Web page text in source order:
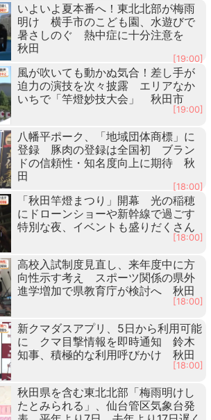
いよいよ夏本番へ！東北北部が梅雨
明け 横手市のこども園、水遊びで
暑さしのぐ 熱中症に十分注意を
秋田
[19:00]
風が吹いても動かぬ気合！差し手が
迫力の演技を次々披露 エリアなか
いちで「竿燈妙技大会」 秋田市
[19:00]
八幡平ポーク、「地域団体商標」に
登録 豚肉の登録は全国初 ブラン
ドの信頼性・知名度向上に期待 秋
田
[18:00]
「秋田竿燈まつり」開幕 光の稲穂
にドローンショーや新幹線で過ごす
特別な夜、イベントも盛りだくさん
[18:00]
高校入試制度見直し、来年度中に方
向性示す考え スポーツ関係の県外
進学増加で県教育庁が検討へ 秋田
[18:00]
新クマダスアプリ、5日から利用可能
に クマ目撃情報を即時通知 鈴木
知事、積極的な利用呼びかけ 秋田
[18:00]
秋田県を含む東北北部「梅雨明けし
たとみられる」、仙台管区気象台発